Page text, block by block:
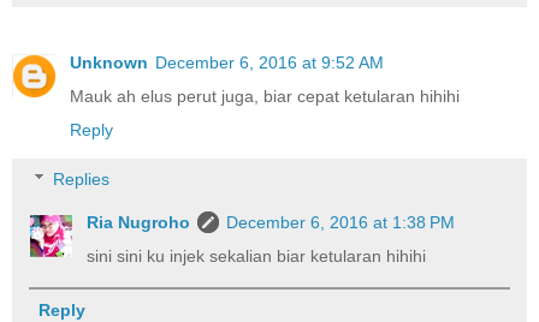
Unknown December 6, 2016 at 9:52 AM
Mauk ah elus perut juga, biar cepat ketularan hihihi
Reply
Replies
Ria Nugroho
December 6, 2016 at 1:38 PM
sini sini ku injek sekalian biar ketularan hihihi
Reply